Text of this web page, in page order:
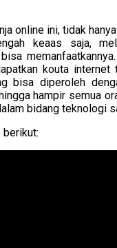
online ini, tidak
keaas saja,
kouta internet
bisa diperoleh
hampir semua
bidang teknologi